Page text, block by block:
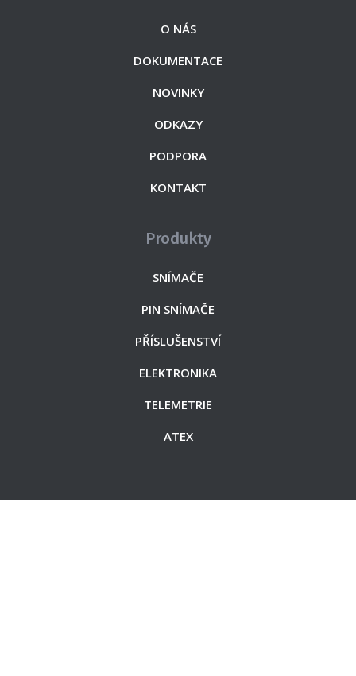
O NÁS
DOKUMENTACE
NOVINKY
ODKAZY
PODPORA
KONTAKT
Produkty
SNÍMAČE
PIN SNÍMAČE
PŘÍSLUŠENSTVÍ
ELEKTRONIKA
TELEMETRIE
ATEX